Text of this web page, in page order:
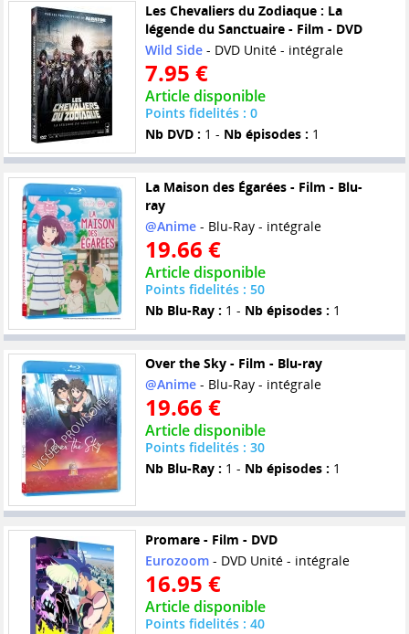
Les Chevaliers du Zodiaque : La
légende du Sanctuaire - Film - DVD
Wild Side- DVD Unité - intégrale
7.95 €
Article disponible
Points fidelités : 0
Nb DVD : 1 - Nb épisodes : 1
La Maison des Égarées - Film - Blu-
ray
@Anime- Blu-Ray - intégrale
19.66 €
Article disponible
Points fidelités : 50
Nb Blu-Ray : 1 - Nb épisodes : 1
Over the Sky - Film - Blu-ray
@Anime- Blu-Ray - intégrale
19.66 €
Article disponible
Points fidelités : 30
Nb Blu-Ray : 1 - Nb épisodes : 1
Promare - Film - DVD
Eurozoom- DVD Unité - intégrale
16.95 €
Article disponible
Points fidelités : 40